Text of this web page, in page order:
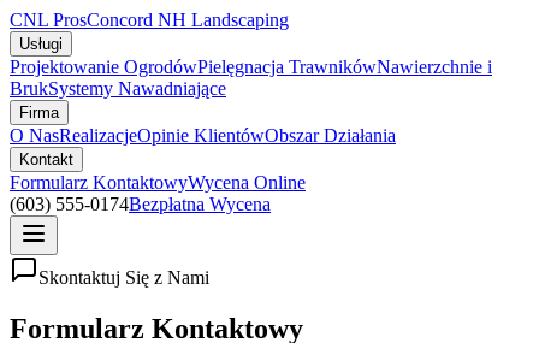
CNL ProsConcord NH Landscaping
Usługi
Projektowanie OgrodówPielęgnacja TrawnikówNawierzchnie i
BrukSystemy Nawadniające
Firma
O NasRealizacjeOpinie KlientówObszar Działania
Kontakt
Formularz KontaktowyWycena Online
(603) 555-0174Bezpłatna Wycena
Skontaktuj Się z Nami
Formularz Kontaktowy